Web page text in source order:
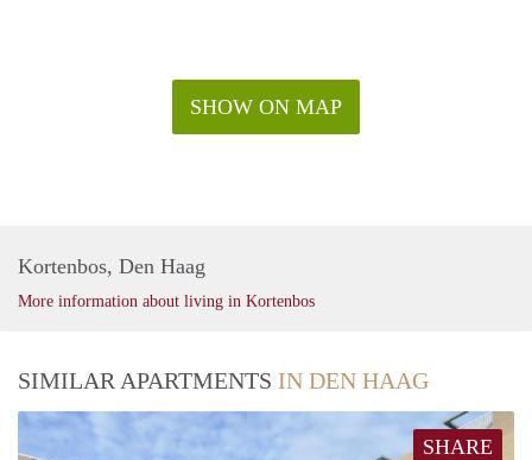
SHOW ON MAP
Kortenbos, Den Haag
More information about living in Kortenbos
SIMILAR APARTMENTS IN DEN HAAG
SHARE